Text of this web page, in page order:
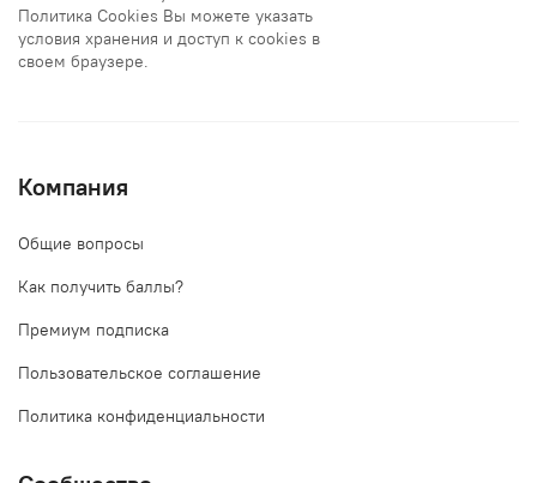
Политика Cookies Вы можете указать
условия хранения и доступ к cookies в
своем браузере.
Компания
Общие вопросы
Как получить баллы?
Премиум подписка
Пользовательское соглашение
Политика конфиденциальности